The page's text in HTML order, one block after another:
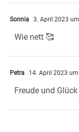
Sonnia 3. April 2023
Wie nett 🥰
Petra 14. April 2023
Freude und